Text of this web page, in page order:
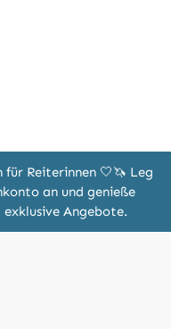
für Reiterinnen 🤍🦄 Leg
an und genieße
Angebote.